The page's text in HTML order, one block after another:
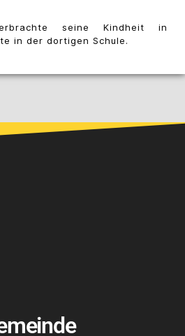
seine Kindheit in
in der dortigen Schule.